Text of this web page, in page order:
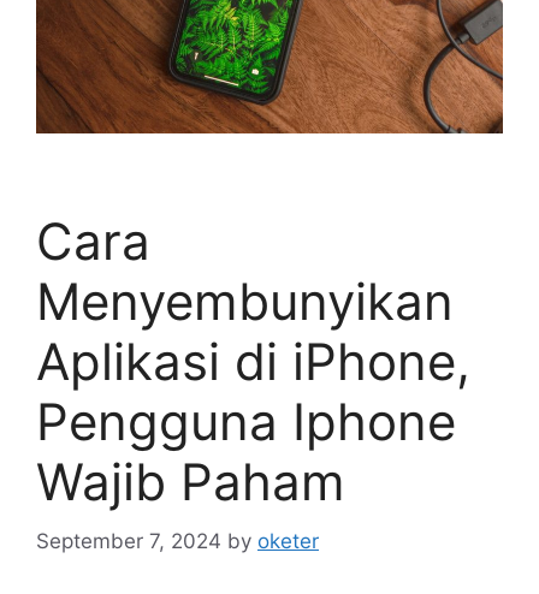
Cara
Menyembunyikan
Aplikasi di iPhone,
Pengguna Iphone
Wajib Paham
September 7, 2024 by oketer